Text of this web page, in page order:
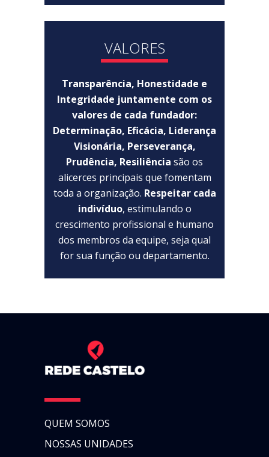
VALORES
Transparência, Honestidade e
Integridade juntamente com os
valores de cada fundador:
Determinação, Eficácia, Liderança
Visionária, Perseverança,
Prudência, Resiliência são os
alicerces principais que fomentam
toda a organização. Respeitar cada
indivíduo, estimulando o
crescimento profissional e humano
dos membros da equipe, seja qual
for sua função ou departamento.
QUEM SOMOS
NOSSAS UNIDADES